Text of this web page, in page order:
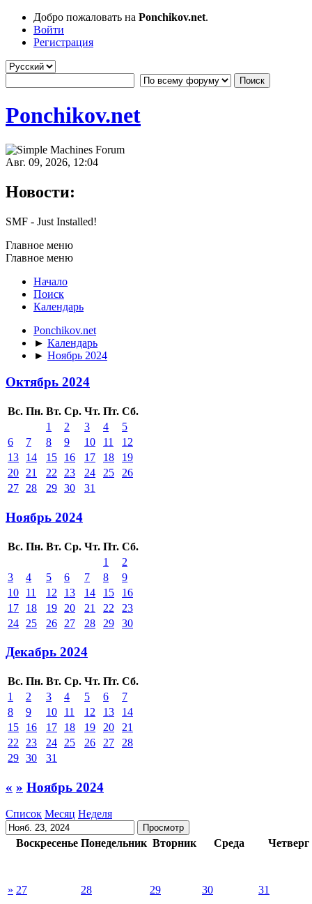
Добро пожаловать на Ponchikov.net.
Войти
Регистрация
Ponchikov.net
Авг. 09, 2026, 12:04
Новости:
SMF - Just Installed!
Главное меню
Главное меню
Начало
Поиск
Календарь
Ponchikov.net
► Календарь
► Ноябрь 2024
Октябрь 2024
Вс. Пн. Вт. Ср. Чт. Пт. Сб.
1
2 3 4
5
6
7 8 9 10 11
12
13
14 15 16 17 18
19
20
21 22 23 24 25
26
27
28 29 30 31
Ноябрь 2024
Вс. Пн. Вт. Ср. Чт. Пт. Сб.
1
2
3
4 5 6 7 8
9
10
11 12 13 14 15
16
17
18 19 20 21 22
23
24
25 26 27 28 29 30
Декабрь 2024
Вс. Пн. Вт. Ср. Чт. Пт. Сб.
1
2 3 4 5 6
7
8
9 10 11 12 13
14
15
16 17 18 19 20
21
22
23 24 25 26 27
28
29 30 31
« » Ноябрь 2024
Список Месяц Неделя
Воскресенье Понедельник Вторник Среда Четверг
» 27 28 29 30 31